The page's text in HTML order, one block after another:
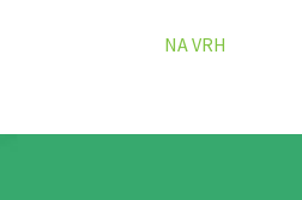
NA VRH